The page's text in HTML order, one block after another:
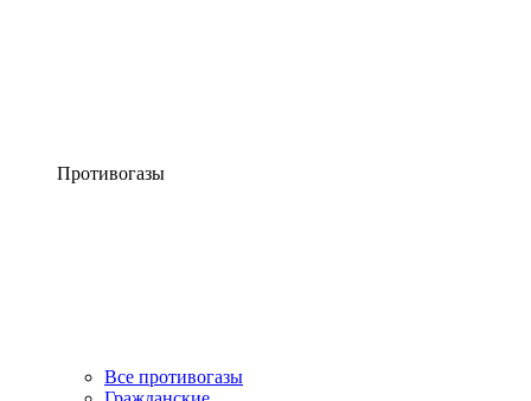
Противогазы
Все противогазы